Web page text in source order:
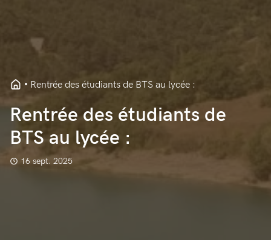
Rentrée des étudiants de
BTS au lycée :
Rentrée des étudiants de BTS au lycée :
16 sept. 2025